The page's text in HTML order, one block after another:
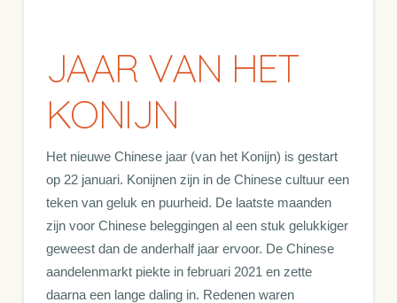
JAAR VAN HET
KONIJN
Het nieuwe Chinese jaar (van het Konijn) is gestart
op 22 januari. Konijnen zijn in de Chinese cultuur een
teken van geluk en puurheid. De laatste maanden
zijn voor Chinese beleggingen al een stuk gelukkiger
geweest dan de anderhalf jaar ervoor. De Chinese
aandelenmarkt piekte in februari 2021 en zette
daarna een lange daling in. Redenen waren